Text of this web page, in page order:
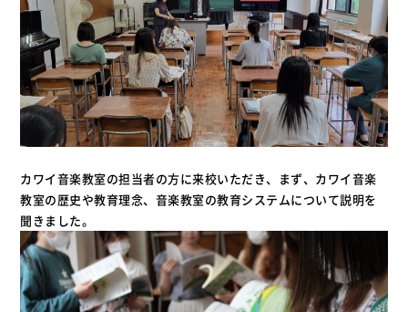
カワイ音楽教室の担当者の方に来校いただき、まず、カワイ音楽
教室の歴史や教育理念、音楽教室の教育システムについて説明を
聞きました。